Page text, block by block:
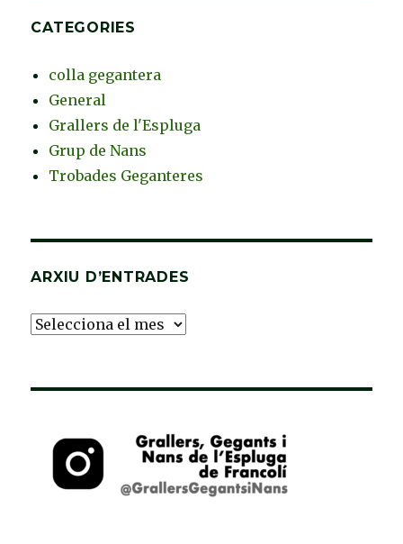
CATEGORIES
colla gegantera
General
Grallers de l'Espluga
Grup de Nans
Trobades Geganteres
ARXIU D’ENTRADES
Arxiu